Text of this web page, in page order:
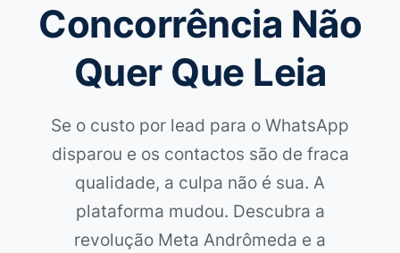
Concorrência Não
Quer Que Leia
Se o custo por lead para o WhatsApp
disparou e os contactos são de fraca
qualidade, a culpa não é sua. A
plataforma mudou. Descubra a
revolução Meta Andrômeda e a